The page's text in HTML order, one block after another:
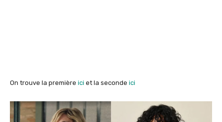
On trouve la première ici et la seconde ici